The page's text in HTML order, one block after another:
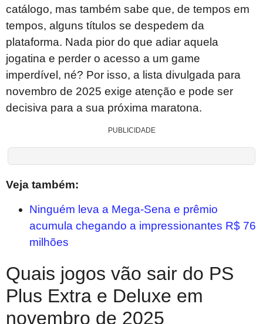
catálogo, mas também sabe que, de tempos em
tempos, alguns títulos se despedem da
plataforma. Nada pior do que adiar aquela
jogatina e perder o acesso a um game
imperdível, né? Por isso, a lista divulgada para
novembro de 2025 exige atenção e pode ser
decisiva para a sua próxima maratona.
PUBLICIDADE
Veja também:
Ninguém leva a Mega-Sena e prêmio
acumula chegando a impressionantes R$ 76
milhões
Quais jogos vão sair do PS
Plus Extra e Deluxe em
novembro de 2025